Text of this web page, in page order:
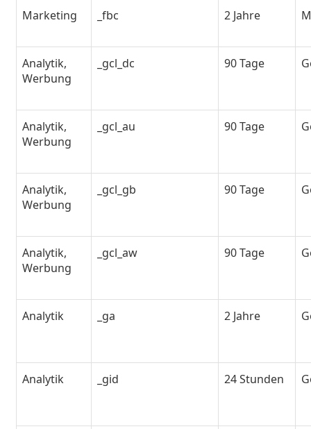
Marketing _fbc 2 Jahre
Analytik,
Werbung
_gcl_dc 90 Tage
Analytik,
Werbung
_gcl_au 90 Tage
Analytik,
Werbung
_gcl_gb 90 Tage
Analytik,
Werbung
_gcl_aw 90 Tage
Analytik _ga 2 Jahre
Analytik _gid 24 Stunden